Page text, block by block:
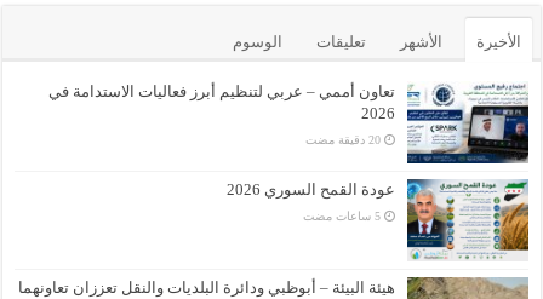
الأخيرة الأشهر تعليقات الوسوم
تعاون أممي – عربي لتنظيم أبرز فعاليات الاستدامة في
2026
عودة القمح السوري 2026
هيئة البيئة – أبوظبي ودائرة البلديات والنقل تعززان تعاونهما